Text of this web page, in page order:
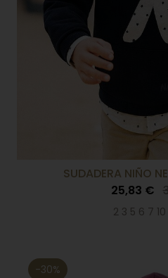
SUDADERA NIÑO
25,83 €
2 3 5 6 7 10
-30%